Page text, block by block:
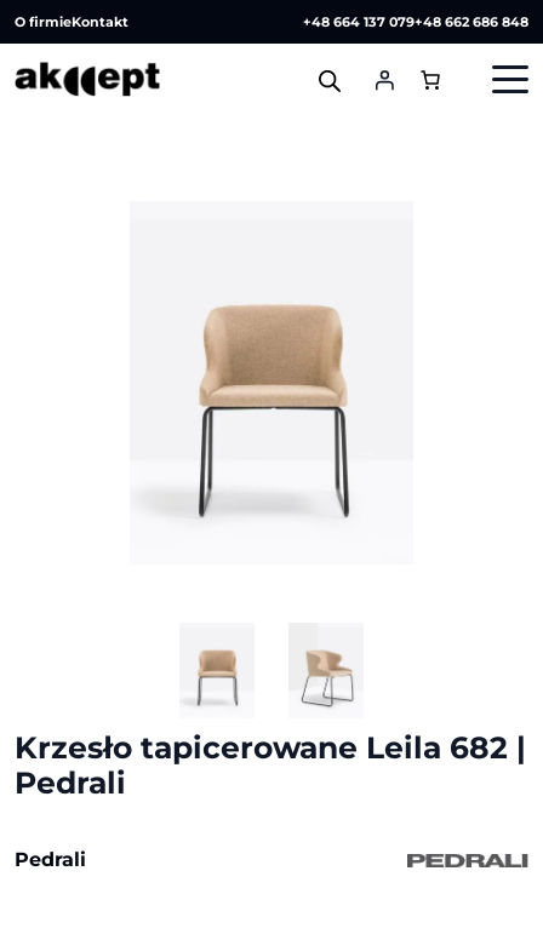
O firmieKontakt +48 664 137 079+48 662 686 848
Krzesło tapicerowane Leila 682 |
Pedrali
Pedrali